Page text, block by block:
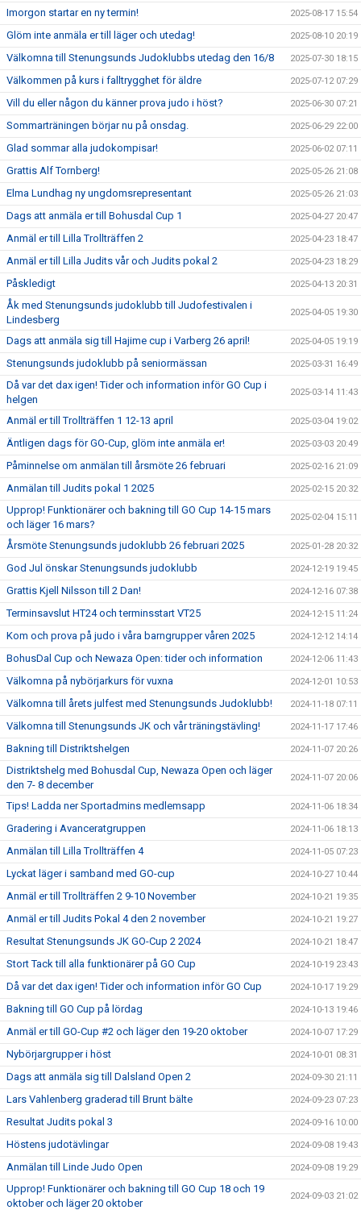
Imorgon startar en ny termin! 2025-08-17 15:54
Glöm inte anmäla er till läger och utedag! 2025-08-10 20:19
Välkomna till Stenungsunds Judoklubbs utedag den 16/8 2025-07-30 18:15
Välkommen på kurs i falltrygghet för äldre 2025-07-12 07:29
Vill du eller någon du känner prova judo i höst? 2025-06-30 07:21
Sommarträningen börjar nu på onsdag. 2025-06-29 22:00
Glad sommar alla judokompisar! 2025-06-02 07:11
Grattis Alf Tornberg! 2025-05-26 21:08
Elma Lundhag ny ungdomsrepresentant 2025-05-26 21:03
Dags att anmäla er till Bohusdal Cup 1 2025-04-27 20:47
Anmäl er till Lilla Trollträffen 2 2025-04-23 18:47
Anmäl er till Lilla Judits vår och Judits pokal 2 2025-04-23 18:29
Påskledigt 2025-04-13 20:31
Åk med Stenungsunds judoklubb till Judofestivalen i
Lindesberg
2025-04-05 19:30
Dags att anmäla sig till Hajime cup i Varberg 26 april! 2025-04-05 19:19
Stenungsunds judoklubb på seniormässan 2025-03-31 16:49
Då var det dax igen! Tider och information inför GO Cup i
helgen
2025-03-14 11:43
Anmäl er till Trollträffen 1 12-13 april 2025-03-04 19:02
Äntligen dags för GO-Cup, glöm inte anmäla er! 2025-03-03 20:49
Påminnelse om anmälan till årsmöte 26 februari 2025-02-16 21:09
Anmälan till Judits pokal 1 2025 2025-02-15 20:32
Upprop! Funktionärer och bakning till GO Cup 14-15 mars
och läger 16 mars?
2025-02-04 15:11
Årsmöte Stenungsunds judoklubb 26 februari 2025 2025-01-28 20:32
God Jul önskar Stenungsunds judoklubb 2024-12-19 19:45
Grattis Kjell Nilsson till 2 Dan! 2024-12-16 07:38
Terminsavslut HT24 och terminsstart VT25 2024-12-15 11:24
Kom och prova på judo i våra barngrupper våren 2025 2024-12-12 14:14
BohusDal Cup och Newaza Open: tider och information 2024-12-06 11:43
Välkomna på nybörjarkurs för vuxna 2024-12-01 10:53
Välkomna till årets julfest med Stenungsunds Judoklubb! 2024-11-18 07:11
Välkomna till Stenungsunds JK och vår träningstävling! 2024-11-17 17:46
Bakning till Distriktshelgen 2024-11-07 20:26
Distriktshelg med Bohusdal Cup, Newaza Open och läger
den 7- 8 december
2024-11-07 20:06
Tips! Ladda ner Sportadmins medlemsapp 2024-11-06 18:34
Gradering i Avanceratgruppen 2024-11-06 18:13
Anmälan till Lilla Trollträffen 4 2024-11-05 07:23
Lyckat läger i samband med GO-cup 2024-10-27 10:44
Anmäl er till Trollträffen 2 9-10 November 2024-10-21 19:35
Anmäl er till Judits Pokal 4 den 2 november 2024-10-21 19:27
Resultat Stenungsunds JK GO-Cup 2 2024 2024-10-21 18:47
Stort Tack till alla funktionärer på GO Cup 2024-10-19 23:43
Då var det dax igen! Tider och information inför GO Cup 2024-10-17 19:29
Bakning till GO Cup på lördag 2024-10-13 19:46
Anmäl er till GO-Cup #2 och läger den 19-20 oktober 2024-10-07 17:29
Nybörjargrupper i höst 2024-10-01 08:31
Dags att anmäla sig till Dalsland Open 2 2024-09-30 21:11
Lars Vahlenberg graderad till Brunt bälte 2024-09-23 07:23
Resultat Judits pokal 3 2024-09-16 10:00
Höstens judotävlingar 2024-09-08 19:43
Anmälan till Linde Judo Open 2024-09-08 19:29
Upprop! Funktionärer och bakning till GO Cup 18 och 19
oktober och läger 20 oktober
2024-09-03 21:02